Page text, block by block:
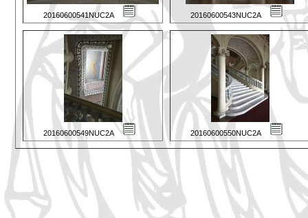
20160600541NUC2A 20160600543NUC2A
20160600549NUC2A 20160600550NUC2A